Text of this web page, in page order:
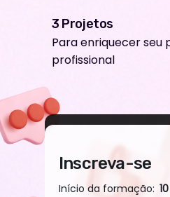
Início da formação:
Inscreva-se
3 Projetos
Para enriquecer seu
profissional